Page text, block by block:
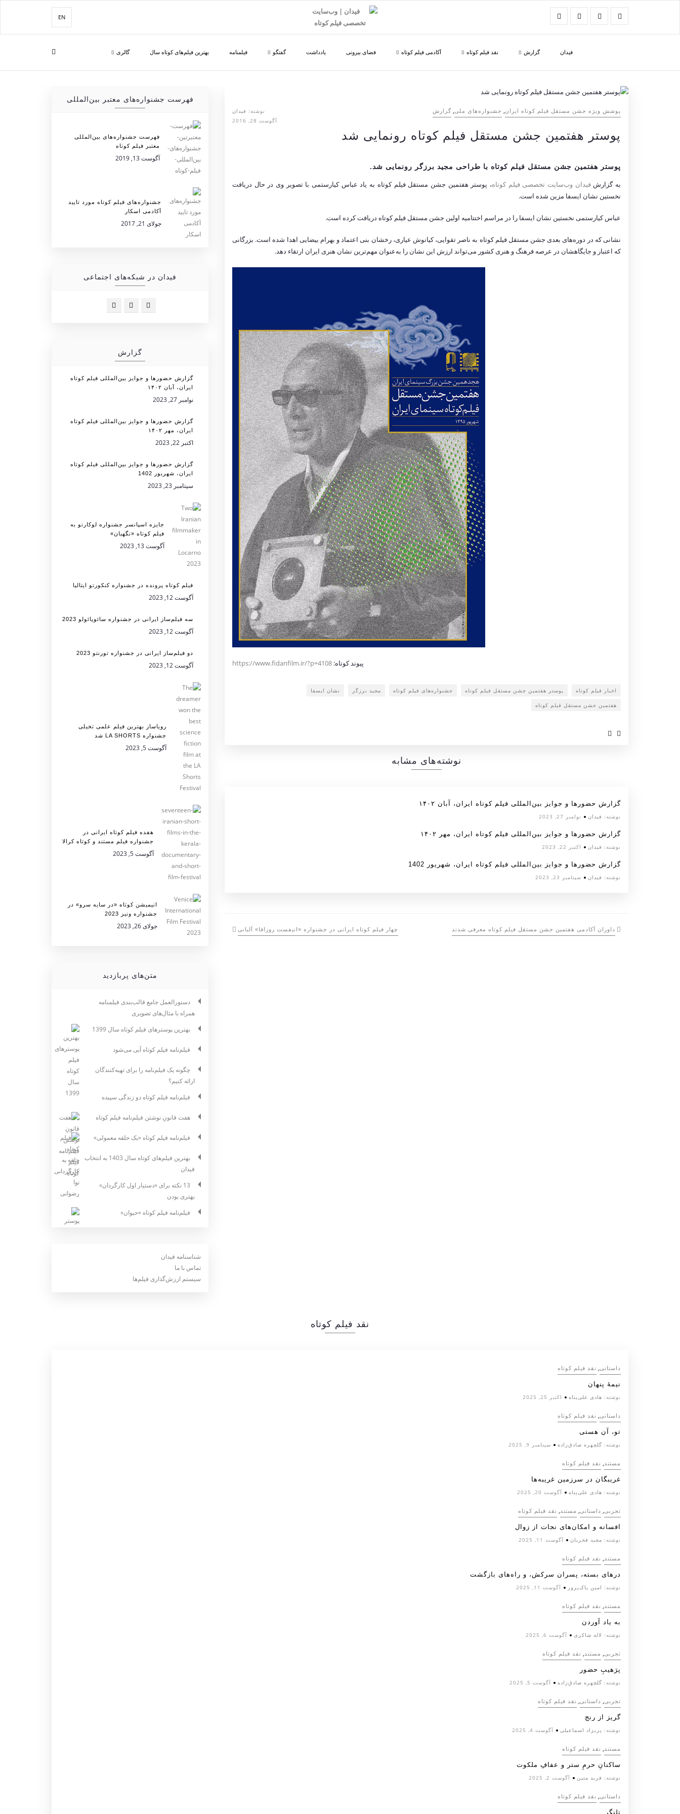
EN
فیدان گزارش نقد فیلم کوتاه آکادمی فیلم کوتاه فضای بیرونی یادداشت گفتگو فیلمنامه بهترین فیلم‌های کوتاه سال گالری
پوشش ویژه جشن مستقل فیلم کوتاه ایران, جشنواره‌های ملی, گزارش نوشته: فیدان
آگوست 28, 2016
پوستر هفتمین جشن مستقل فیلم کوتاه رونمایی شد
پوستر هفتمین جشن مستقل فیلم کوتاه با طراحی مجید برزگر رونمایی شد.
به گزارشفیدان وب‌سایت تخصصی فیلم کوتاه، پوستر هفتمین جشن مستقل فیلم کوتاه به یاد عباس کیارستمی با تصویر وی در حال دریافت
نخستین نشان ایسفا مزین شده است.
عباس کیارستمی نخستین نشان ایسفا را در مراسم اختتامیه اولین جشن مستقل فیلم کوتاه دریافت کرده است.
نشانی که در دوره‌های بعدی جشن مستقل فیلم کوتاه به ناصر تقوایی، کیانوش عیاری، رخشان بنی اعتماد و بهرام بیضایی اهدا شده است. بزرگانی
که اعتبار و جایگاهشان در عرصه فرهنگ و هنری کشور می‌تواند ارزش این نشان را به‌عنوان مهم‌ترین نشان هنری ایران ارتقاء دهد.
پیوند کوتاه: https://www.fidanfilm.ir/?p=4108
اخبار فیلم کوتاه پوستر هفتمین جشن مستقل فیلم کوتاه جشنواره‌های فیلم کوتاه مجید برزگر نشان ایسفا
هفتمین جشن مستقل فیلم کوتاه
نوشته‌های مشابه
گزارش حضورها و جوایز بین‌المللی فیلم کوتاه ایران، آبان ۱۴۰۲
نوشته: فیدان نوامبر 27, 2023
گزارش حضورها و جوایز بین‌المللی فیلم کوتاه ایران، مهر ۱۴۰۲
نوشته: فیدان اکتبر 22, 2023
گزارش حضورها و جوایز بین‌المللی فیلم کوتاه ایران، شهریور 1402
نوشته: فیدان سپتامبر 23, 2023
چهار فیلم کوتاه ایرانی در جشنواره «انیفست روزافا» آلبانی داوران آکادمی هفتمین جشن مستقل فیلم کوتاه معرفی شدند
فهرست جشنواره‌های معتبر بین‌المللی
فهرست جشنواره‌های بین‌المللی
معتبر فیلم کوتاه
آگوست 13, 2019
جشنواره‌های فیلم کوتاه مورد تایید
آکادمی اسکار
جولای 21, 2017
فیدان در شبکه‌های اجتماعی
گزارش
گزارش حضورها و جوایز بین‌المللی فیلم کوتاه
ایران، آبان ۱۴۰۲
نوامبر 27, 2023
گزارش حضورها و جوایز بین‌المللی فیلم کوتاه
ایران، مهر ۱۴۰۲
اکتبر 22, 2023
گزارش حضورها و جوایز بین‌المللی فیلم کوتاه
ایران، شهریور 1402
سپتامبر 23, 2023
جایزه اسپانسر جشنواره لوکارنو به
فیلم کوتاه «نگهبان»
آگوست 13, 2023
فیلم کوتاه پرونده در جشنواره کنکورتو ایتالیا
آگوست 12, 2023
سه فیلم‌ساز ایرانی در جشنواره سائوپائولو 2023
آگوست 12, 2023
دو فیلم‌ساز ایرانی در جشنواره تورنتو 2023
آگوست 12, 2023
رویاساز بهترین فیلم علمی تخیلی
جشنواره LA SHORTS شد
آگوست 5, 2023
هفده فیلم کوتاه ایرانی در
جشنواره فیلم مستند و کوتاه کرالا
آگوست 5, 2023
انیمیشن کوتاه «در سایه سرو» در
جشنواره ونیز 2023
جولای 26, 2023
متن‌های پربازدید
دستورالعمل جامع قالب‌بندی فیلمنامه
همراه با مثال‌های تصویری
بهترین پوسترهای فیلم کوتاه سال 1399
فیلم‌نامه فیلم کوتاه آبی می‌شود
چگونه یک فیلم‌نامه را برای تهیه‌کنندگان
ارائه کنیم؟
فیلم‌نامه فیلم کوتاه دو زندگی سپیده
هفت قانونِ نوشتن فیلم‌نامه فیلم کوتاه
فیلم‌نامه فیلم کوتاه «یک حلقه معمولی»
بهترین فیلم‌های کوتاه سال 1403 به انتخاب
فیدان
13 نکته برای «دستیار اول کارگردان»
بهتری بودن
فیلم‌نامه فیلم کوتاه «حیوان»
شناسنامه فیدان
تماس با ما
سیستم ارزش‌گذاری فیلم‌ها
نقد فیلم کوتاه
داستانی, نقد فیلم کوتاه
نیمۀ پنهان
نوشته: هادی علی‌پناه اکتبر 25, 2025
داستانی, نقد فیلم کوتاه
تو، آن هستی
نوشته: گلچهره صادق‌زاده سپتامبر 9, 2025
مستند, نقد فیلم کوتاه
غریبگان در سرزمین غریبه‌ها
نوشته: هادی علی‌پناه آگوست 20, 2025
تجربی, داستانی, مستند, نقد فیلم کوتاه
افسانه‌ و امکان‌های نجات از زوال
نوشته: مجید فخریان آگوست 11, 2025
مستند, نقد فیلم کوتاه
درهای بسته، پسران سرکش، و راه‌های بازگشت
نوشته: امین پاک‌پرور آگوست 11, 2025
مستند, نقد فیلم کوتاه
به یاد آوردن
نوشته: لاله شاکری آگوست 6, 2025
تجربی, مستند, نقد فیلم کوتاه
پرَهیب‌ِ حضور
نوشته: گلچهره صادق‌زاده آگوست 5, 2025
تجربی, داستانی, نقد فیلم کوتاه
گریز از رنج
نوشته: پریزاد اسماعیلی آگوست 4, 2025
مستند, نقد فیلم کوتاه
ساکنانِ حرمِ ستر و عفافِ ملکوت
نوشته: فرید متین آگوست 2, 2025
داستانی, نقد فیلم کوتاه
تلنگر